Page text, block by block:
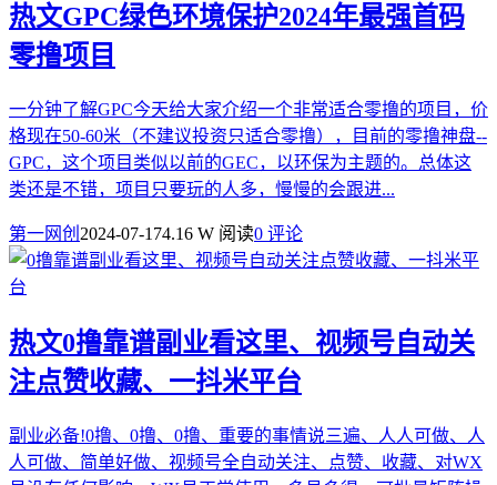
热文GPC绿色环境保护2024年最强首码
零撸项目
一分钟了解GPC今天给大家介绍一个非常适合零撸的项目，价
格现在50-60米（不建议投资只适合零撸），目前的零撸神盘--
GPC，这个项目类似以前的GEC，以环保为主题的。总体这
类还是不错，项目只要玩的人多，慢慢的会跟进...
第一网创 2024-07-174.16 W 阅读0 评论
热文0撸靠谱副业看这里、视频号自动关
注点赞收藏、一抖米平台
副业必备!0撸、0撸、0撸、重要的事情说三遍、人人可做、人
人可做、简单好做、视频号全自动关注、点赞、收藏、对WX